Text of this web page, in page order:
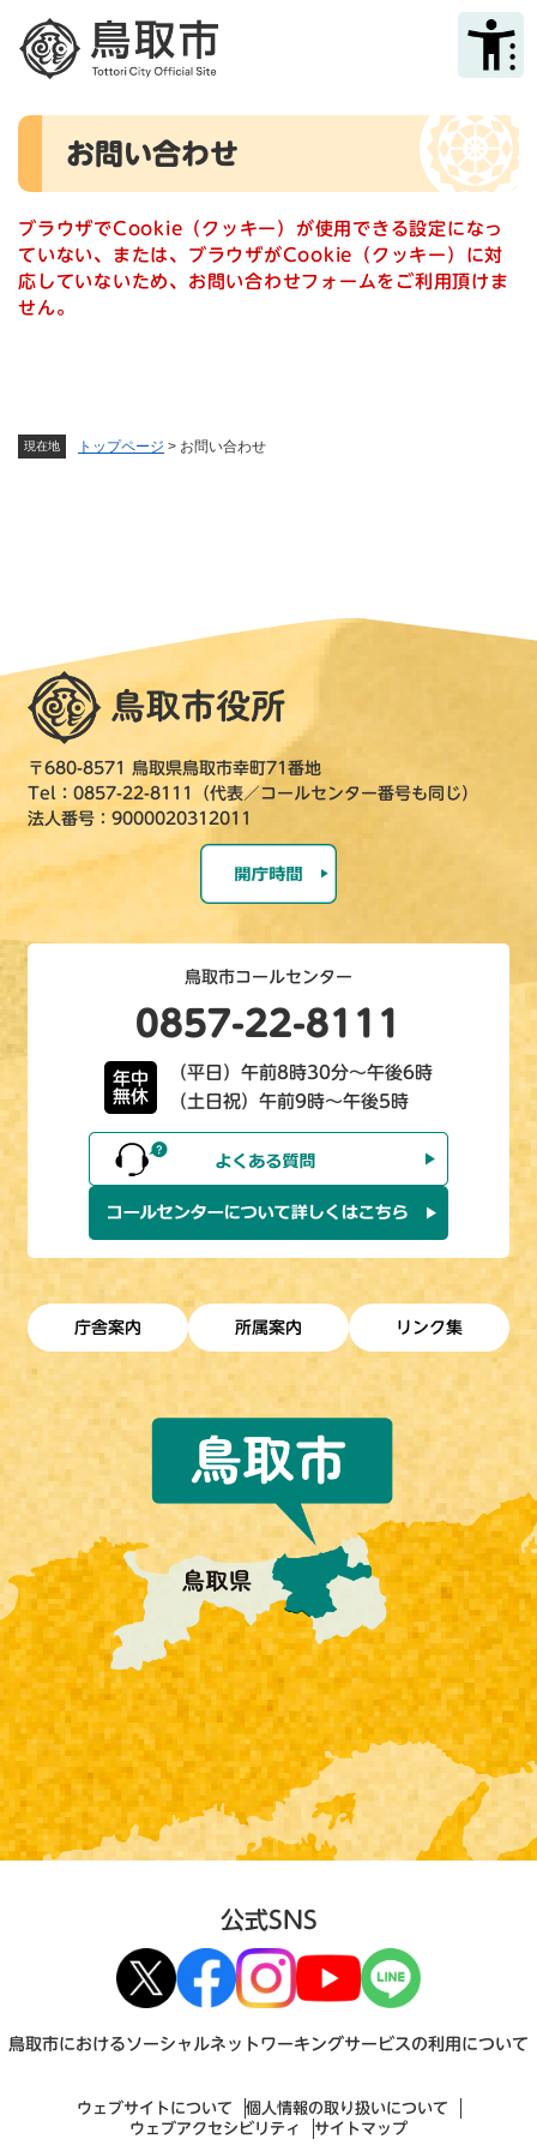
メニューを飛ばして本文へ
現在地 トップページ > お問い合わせ
本
お問い合わせ
ブラウザでCookie（クッキー）が使用できる設定になっ
ていない、または、ブラウザがCookie（クッキー）に対
応していないため、お問い合わせフォームをご利用頂けま
せん。
〒680-8571 鳥取県鳥取市幸町71番地
Tel：0857-22-8111（代表／コールセンター番号も同じ）
法人番号：9000020312011
鳥取市コールセンター
0857-22-8111
年中
無休
（平日）午前8時30分～午後6時
（土日祝）午前9時～午後5時
庁舎案内 所属案内 リンク集
公式SNS
鳥取市におけるソーシャルネットワーキングサービスの利用について
ウェブサイトについて
個人情報の取り扱いについて
ウェブアクセシビリティ
サイトマップ